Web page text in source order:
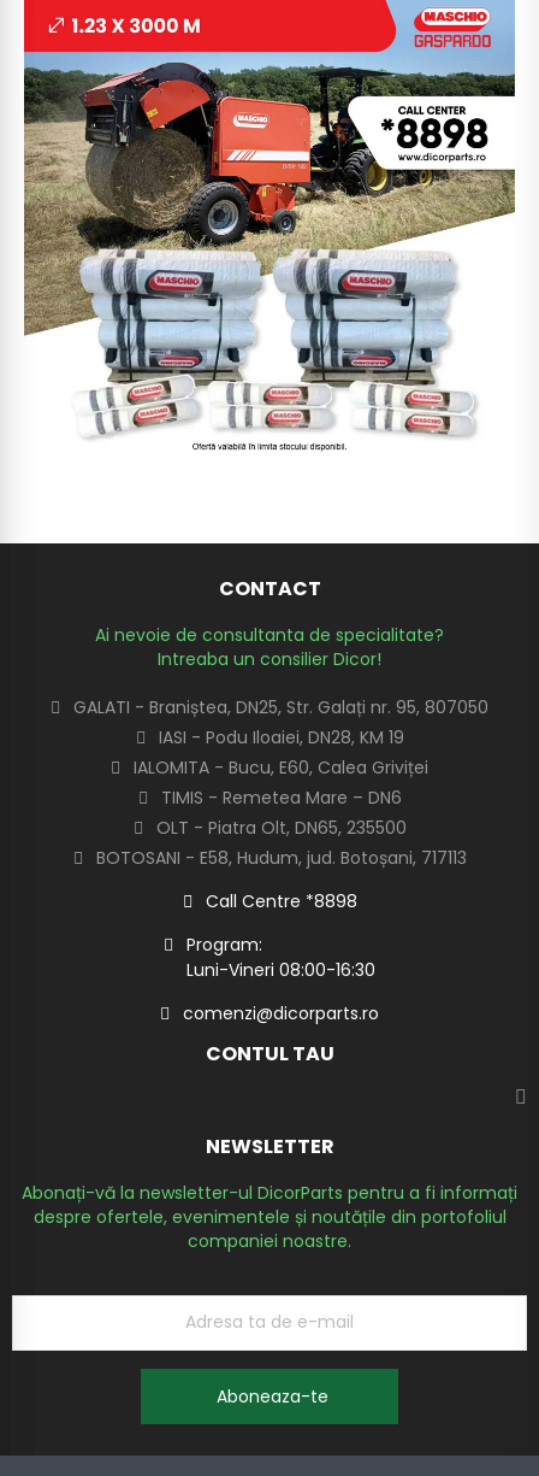
CONTACT
Ai nevoie de consultanta de specialitate?
Intreaba un consilier Dicor!
GALATI - Braniștea, DN25, Str. Galați nr. 95, 807050
IASI - Podu Iloaiei, DN28, KM 19
IALOMITA - Bucu, E60, Calea Griviței
TIMIS - Remetea Mare – DN6
OLT - Piatra Olt, DN65, 235500
BOTOSANI - E58, Hudum, jud. Botoșani, 717113
Call Centre *8898
Program:
Luni-Vineri 08:00-16:30
comenzi@dicorparts.ro
CONTUL TAU
NEWSLETTER
Abonați-vă la newsletter-ul DicorParts pentru a fi informați
despre ofertele, evenimentele și noutățile din portofoliul
companiei noastre.
Aboneaza-te